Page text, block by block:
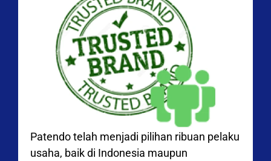
Patendo telah menjadi pilihan ribuan pelaku
usaha, baik di Indonesia maupun